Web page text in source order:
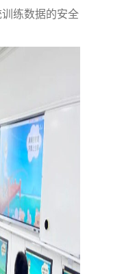
练数据的安全